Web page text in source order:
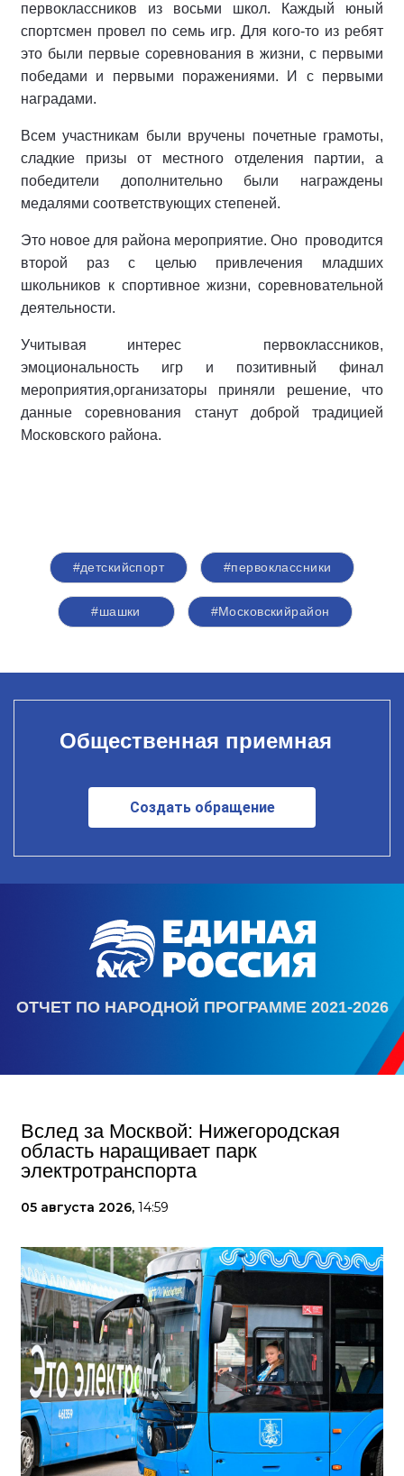
первоклассников из восьми школ. Каждый юный
спортсмен провел по семь игр. Для кого-то из ребят
это были первые соревнования в жизни, с первыми
победами и первыми поражениями. И с первыми
наградами.
Всем участникам были вручены почетные грамоты,
сладкие призы от местного отделения партии, а
победители дополнительно были награждены
медалями соответствующих степеней.
Это новое для района мероприятие. Оно проводится
второй раз с целью привлечения младших
школьников к спортивное жизни, соревновательной
деятельности.
Учитывая интерес первоклассников,
эмоциональность игр и позитивный финал
мероприятия,организаторы приняли решение, что
данные соревнования станут доброй традицией
Московского района.
#детскийспорт #первоклассники
#шашки #Московскийрайон
Общественная приемная
Создать обращение
ОТЧЕТ ПО НАРОДНОЙ ПРОГРАММЕ 2021-2026
Вслед за Москвой: Нижегородская
область наращивает парк
электротранспорта
05 августа 2026, 14:59